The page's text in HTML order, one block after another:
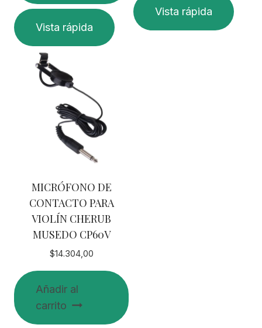
Vista rápida
Vista rápida
MICRÓFONO DE
CONTACTO PARA
VIOLÍN CHERUB
MUSEDO CP60V
$14.304,00
Añadir al
carrito